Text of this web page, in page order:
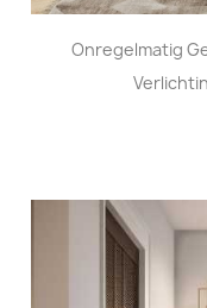
Onregelmatig